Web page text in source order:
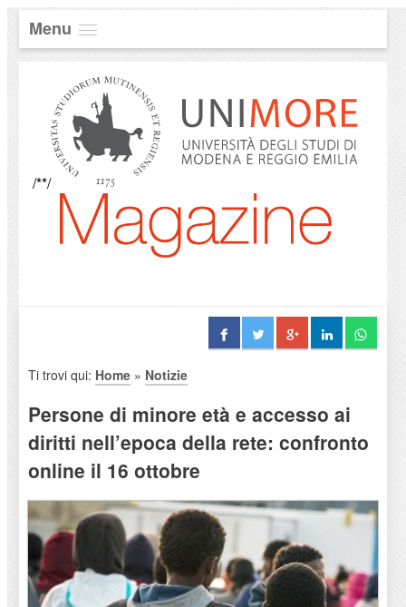
Menu
/**/
Ti trovi qui: Home» Notizie
Persone di minore età e accesso ai
diritti nell’epoca della rete: confronto
online il 16 ottobre